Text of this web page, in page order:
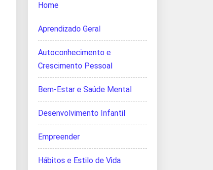
Home
Aprendizado Geral
Autoconhecimento e
Crescimento Pessoal
Bem-Estar e Saúde Mental
Desenvolvimento Infantil
Empreender
Hábitos e Estilo de Vida